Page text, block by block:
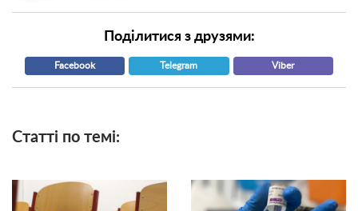
Поділитися з друзями:
Facebook Telegram Viber
Статті по темі: